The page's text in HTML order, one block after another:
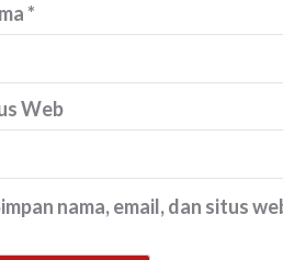
*
Web
nama, email, dan situs